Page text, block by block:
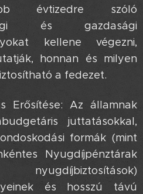
évtizedre szóló
és gazdasági
kellene végezni,
honnan és milyen
a fedezet.
Erősítése: Az államnak
juttatásokkal,
formák (mint
Nyugdíjpénztárak
és hosszú távú